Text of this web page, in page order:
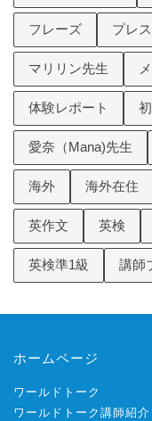
フレーズ プレ
マリリン先生
体験レポート
愛奈（Mana)先生
海外 海外在住
英作文 英検
英検準1級 講師
ホームページ
ワールドトーク
ワールドトーク講師紹介